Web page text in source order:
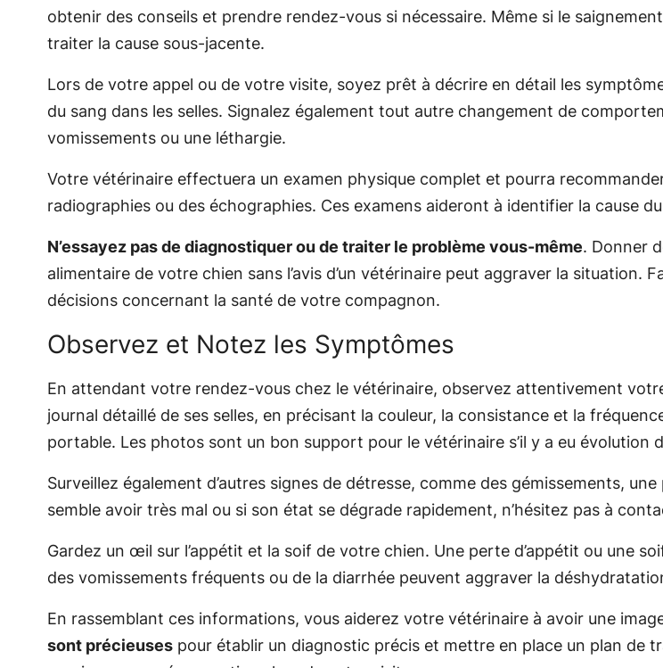
obtenir des conseils et prendre rendez-vous si nécessaire. Même si le
traiter la cause sous-jacente.
Lors de votre appel ou de votre visite, soyez prêt à décrire en détail les
du sang dans les selles. Signalez également tout autre changement de
vomissements ou une léthargie.
Votre vétérinaire effectuera un examen physique complet et pourra
radiographies ou des échographies. Ces examens aideront à identifier la cause
N’essayez pas de diagnostiquer ou de traiter le problème vous-même. Donner
alimentaire de votre chien sans l’avis d’un vétérinaire peut aggraver la situation.
décisions concernant la santé de votre compagnon.
Observez et Notez les Symptômes
En attendant votre rendez-vous chez le vétérinaire, observez attentivement
journal détaillé de ses selles, en précisant la couleur, la consistance et la
portable. Les photos sont un bon support pour le vétérinaire s’il y a eu évolution
Surveillez également d’autres signes de détresse, comme des gémissements,
semble avoir très mal ou si son état se dégrade rapidement, n’hésitez pas à
Gardez un œil sur l’appétit et la soif de votre chien. Une perte d’appétit ou une
des vomissements fréquents ou de la diarrhée peuvent aggraver la
En rassemblant ces informations, vous aiderez votre vétérinaire à avoir une
sont précieusespour établir un diagnostic précis et mettre en place un plan de